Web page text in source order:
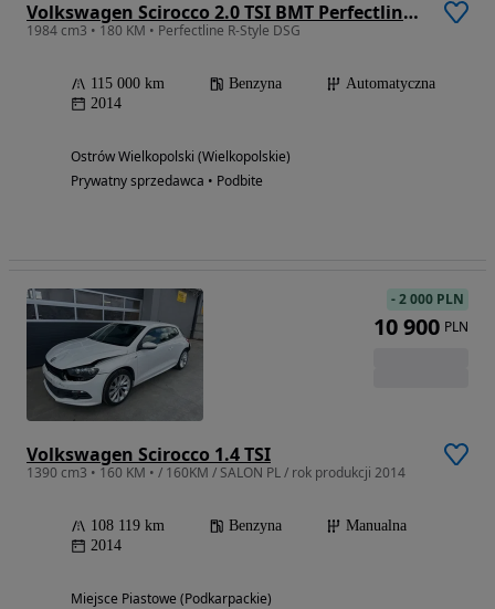
Volkswagen Scirocco 2.0 TSI BMT Perfectline R-Style DSG
1984 cm3 • 180 KM • Perfectline R-Style DSG
115 000 km Benzyna
Automatyczna
2014
Ostrów Wielkopolski (Wielkopolskie)
Prywatny sprzedawca • Podbite
Volkswagen Scirocco 1.4 TSI
1390 cm3 • 160 KM • / 160KM / SALON PL / rok produkcji 2014
108 119 km Benzyna
Manualna
2014
Miejsce Piastowe (Podkarpackie)
-2 000 PLN
10 900 PLN